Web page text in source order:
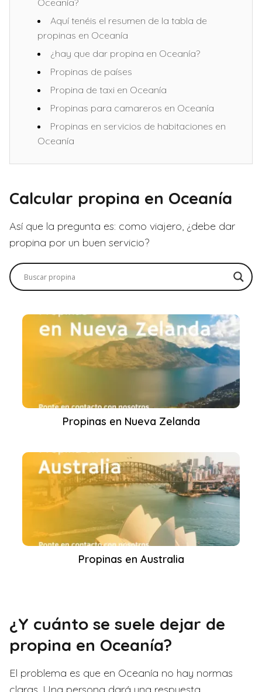
Oceanía?
Aquí tenéis el resumen de la tabla de
propinas en Oceanía
¿hay que dar propina en Oceanía?
Propinas de países
Propina de taxi en Oceanía
Propinas para camareros en Oceanía
Propinas en servicios de habitaciones en
Oceanía
Calcular propina en Oceanía
Así que la pregunta es: como viajero, ¿debe dar
propina por un buen servicio?
Propinas en Nueva Zelanda
Propinas en Australia
¿Y cuánto se suele dejar de
propina en Oceanía?
El problema es que en Oceanía no hay normas